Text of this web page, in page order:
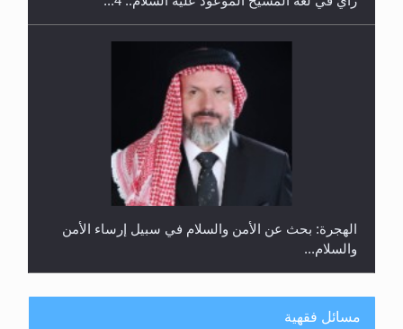
الهجرة: بحث عن الأمن والسلام في سبيل إرساء الأمن
رأيٌ في لغة المسيح الموعود عليه السلام ..«3» نظرة
مسائل فقهية